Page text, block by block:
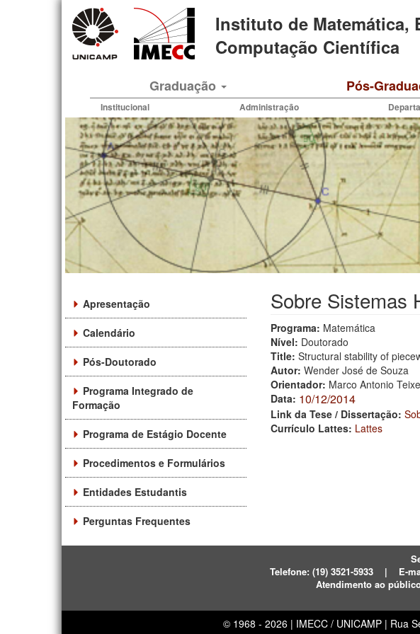
Instituto de Matemática,
Computação Científica
Graduação Pós-
Institucional Administração
Apresentação
Calendário
Pós-Doutorado
Programa Integrado de
Formação
Programa de Estágio Docente
Procedimentos e Formulários
Entidades Estudantis
Perguntas Frequentes
Sobre Sistemas
Programa: Matemática
Nível: Doutorado
Title: Structural stability of
Autor: Wender José de Souza
Orientador: Marco Antonio
Data: 10/12/2014
Link da Tese / Dissertação:
Currículo Lattes: Lattes
Telefone: (19) 3521-5933 | E-
Atendimento ao
© 1968 - 2026 | IMECC / UNICAMP | Rua